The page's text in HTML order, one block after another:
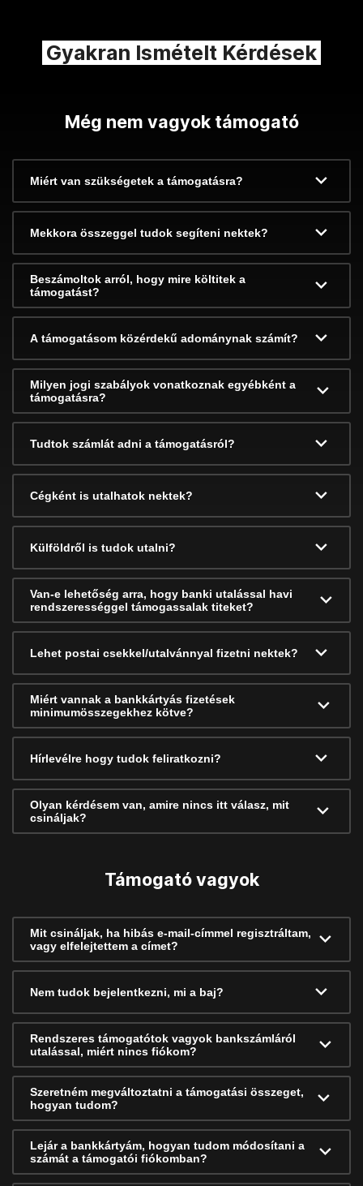
Gyakran Ismételt Kérdések
Még nem vagyok támogató
Miért van szükségetek a támogatásra?
Mekkora összeggel tudok segíteni nektek?
Beszámoltok arról, hogy mire költitek a
támogatást?
A támogatásom közérdekű adománynak számít?
Milyen jogi szabályok vonatkoznak egyébként a
támogatásra?
Tudtok számlát adni a támogatásról?
Cégként is utalhatok nektek?
Külföldről is tudok utalni?
Van-e lehetőség arra, hogy banki utalással havi
rendszerességgel támogassalak titeket?
Lehet postai csekkel/utalvánnyal fizetni nektek?
Miért vannak a bankkártyás fizetések
minimumösszegekhez kötve?
Hírlevélre hogy tudok feliratkozni?
Olyan kérdésem van, amire nincs itt válasz, mit
csináljak?
Támogató vagyok
Mit csináljak, ha hibás e-mail-címmel regisztráltam,
vagy elfelejtettem a címet?
Nem tudok bejelentkezni, mi a baj?
Rendszeres támogatótok vagyok bankszámláról
utalással, miért nincs fiókom?
Szeretném megváltoztatni a támogatási összeget,
hogyan tudom?
Lejár a bankkártyám, hogyan tudom módosítani a
számát a támogatói fiókomban?